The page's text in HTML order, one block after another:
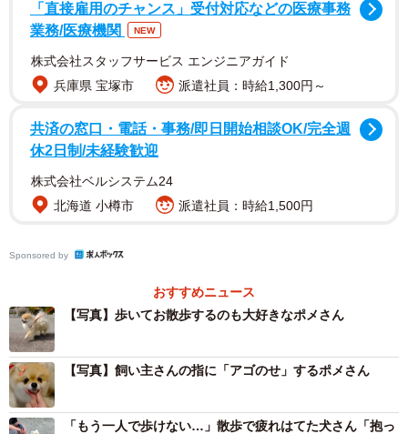
@ポメ界の橋本環奈さん）
「直接雇用のチャンス」受付対応などの医療事務
業務/医療機関
NEW
株式会社スタッフサービス エンジニアガイド
兵庫県 宝塚市
派遣社員：時給1,300円～
共済の窓口・電話・事務/即日開始相談OK/完全週
休2日制/未経験歓迎
株式会社ベルシステム24
北海道 小樽市
派遣社員：時給1,500円
Sponsored by
おすすめニュース
【写真】歩いてお散歩するのも大好きなポメさん
【写真】飼い主さんの指に「アゴのせ」するポメさん
「もう一人で歩けない…」散歩で疲れはてた犬さん「抱っ